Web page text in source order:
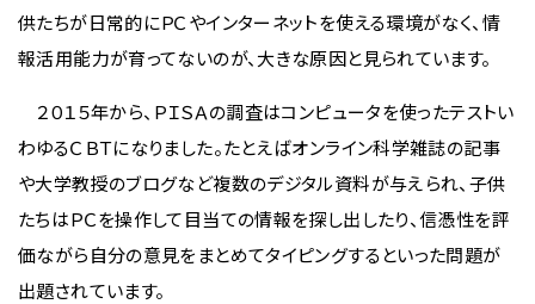
供たちが日常的にＰＣやインターネットを使える環境がなく、情
報活用能力が育ってないのが、大きな原因と見られています。
２０１５年から、ＰＩＳＡの調査はコンピュータを使ったテストい
わゆるＣＢＴになりました。たとえばオンライン科学雑誌の記事
や大学教授のブログなど複数のデジタル資料が与えられ、子供
たちはＰＣを操作して目当ての情報を探し出したり、信憑性を評
価ながら自分の意見をまとめてタイピングするといった問題が
出題されています。